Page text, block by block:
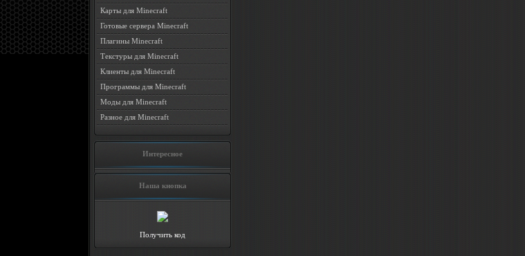
Карты для Minecraft
Готовые сервера Minecraft
Плагины Minecraft
Текстуры для Minecraft
Клиенты для Minecraft
Программы для Minecraft
Моды для Minecraft
Разное для Minecraft
Интересное
Наша кнопка
Получить код